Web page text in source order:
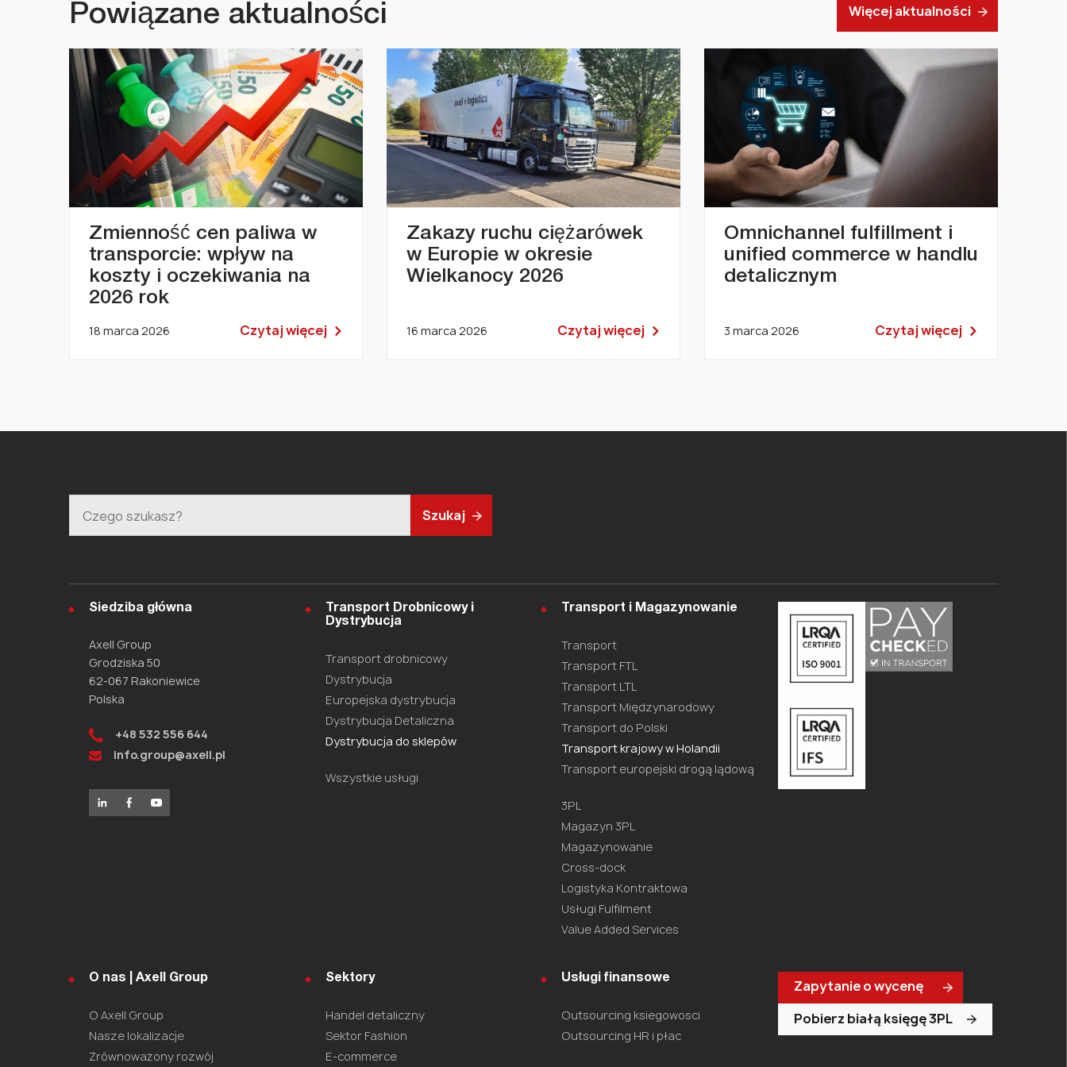
Powiązane aktualności Więcej aktualności
Zmienność cen paliwa w
transporcie: wpływ na
koszty i oczekiwania na
2026 rok
18 marca 2026 Czytaj więcej
Zakazy ruchu ciężarówek
w Europie w okresie
Wielkanocy 2026
16 marca 2026 Czytaj więcej
Omnichannel fulfillment i
unified commerce w handlu
detalicznym
3 marca 2026 Czytaj więcej
Szukaj
Siedziba główna
Axell Group
Grodziska 50
62-067 Rakoniewice
Polska
+48 532 556 644
info.group@axell.pl
Transport Drobnicowy i
Dystrybucja
Transport drobnicowy
Dystrybucja
Europejska dystrybucja
Dystrybucja Detaliczna
Dystrybucja do sklepów
Wszystkie usługi
Transport i Magazynowanie
Transport
Transport FTL
Transport LTL
Transport Międzynarodowy
Transport do Polski
Transport krajowy w Holandii
Transport europejski drogą lądową
3PL
Magazyn 3PL
Magazynowanie
Cross-dock
Logistyka Kontraktowa
Usługi Fulfilment
Value Added Services
O nas | Axell Group
O Axell Group
Nasze lokalizacje
Zrównoważony rozwój
Sektory
Handel detaliczny
Sektor Fashion
E-commerce
Usługi finansowe
Outsourcing ksiegowosci
Outsourcing HR i płac
Zapytanie o wycenę
Pobierz białą księgę 3PL